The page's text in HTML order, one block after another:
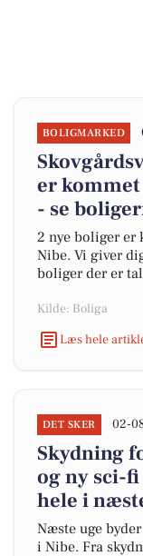
BOLIGMARKED
er
- se
2 nye boliger er
Nibe. Vi giver
boliger der er
Kilde: Boliga
Læs hele
DET SKER 02-
Skydning
og ny sci-
hele i
Næste uge
i Nibe. Fra